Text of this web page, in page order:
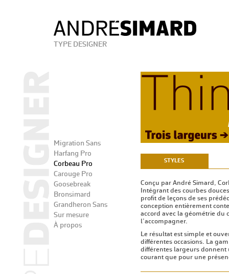
TYPE DESIGNER
Migration Sans
Harfang Pro
Corbeau Pro
Carouge Pro
Goosebreak
Bronsimard
Grandheron Sans
Sur mesure
À propos
STYLES
Conçu par André Simard,
Intégrant des courbes
profit de leçons de ses
conception entièrement
accord avec la géométrie du
l’accompagner.
Le résultat est simple et
différentes occasions. La
différentes largeurs donnent
courant que pour une